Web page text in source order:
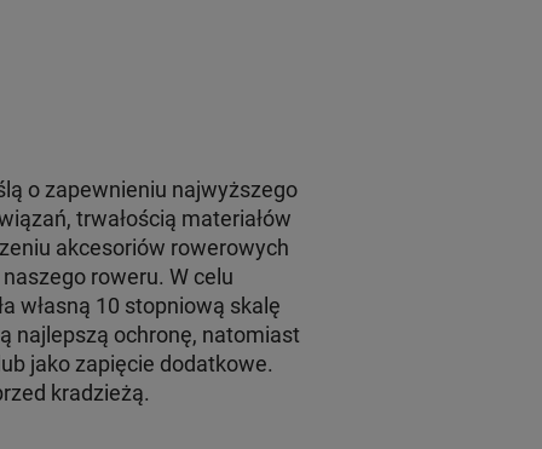
o zapewnieniu najwyższego
trwałością materiałów
akcesoriów rowerowych
roweru. W celu
własną 10 stopniową skalę
najlepszą ochronę, natomiast
jako zapięcie dodatkowe.
kradzieżą.